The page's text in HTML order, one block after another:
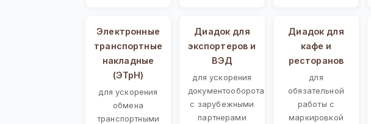
Электронные
транспортные
накладные
(ЭТрН)
для ускорения
обмена
транспортными
Диадок для
экспортеров и
ВЭД
для ускорения
документооборота
с зарубежными
партнерами
Диадок для
кафе и
ресторанов
для
обязательной
работы с
маркировкой